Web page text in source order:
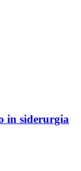
in siderurgia